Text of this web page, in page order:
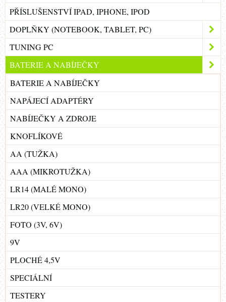
PŘÍSLUŠENSTVÍ IPAD, IPHONE, IPOD
DOPLŇKY (NOTEBOOK, TABLET, PC)
TUNING PC
BATERIE A NABÍJEČKY
BATERIE A NABÍJEČKY
NAPÁJECÍ ADAPTÉRY
NABÍJEČKY A ZDROJE
KNOFLÍKOVÉ
AA (TUŽKA)
AAA (MIKROTUŽKA)
LR14 (MALÉ MONO)
LR20 (VELKÉ MONO)
FOTO (3V, 6V)
9V
PLOCHÉ 4,5V
SPECIÁLNÍ
TESTERY